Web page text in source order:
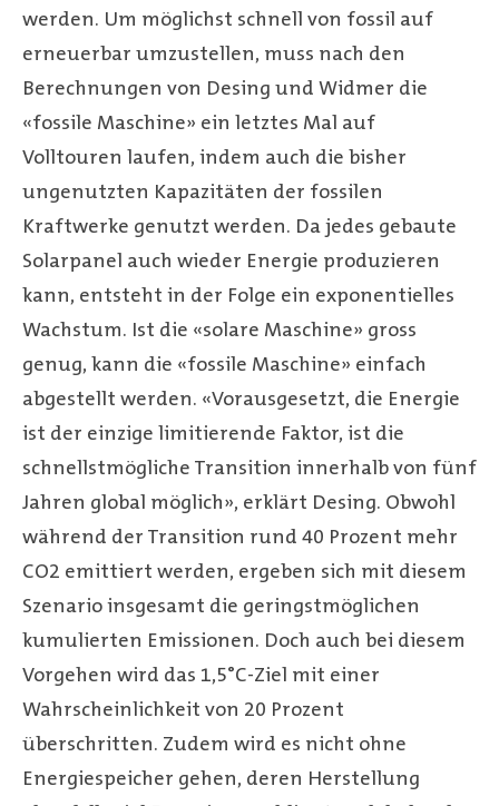
werden. Um möglichst schnell von fossil auf
erneuerbar umzustellen, muss nach den
Berechnungen von Desing und Widmer die
«fossile Maschine» ein letztes Mal auf
Volltouren laufen, indem auch die bisher
ungenutzten Kapazitäten der fossilen
Kraftwerke genutzt werden. Da jedes gebaute
Solarpanel auch wieder Energie produzieren
kann, entsteht in der Folge ein exponentielles
Wachstum. Ist die «solare Maschine» gross
genug, kann die «fossile Maschine» einfach
abgestellt werden. «Vorausgesetzt, die Energie
ist der einzige limitierende Faktor, ist die
schnellstmögliche Transition innerhalb von fünf
Jahren global möglich», erklärt Desing. Obwohl
während der Transition rund 40 Prozent mehr
CO2 emittiert werden, ergeben sich mit diesem
Szenario insgesamt die geringstmöglichen
kumulierten Emissionen. Doch auch bei diesem
Vorgehen wird das 1,5°C-Ziel mit einer
Wahrscheinlichkeit von 20 Prozent
überschritten. Zudem wird es nicht ohne
Energiespeicher gehen, deren Herstellung